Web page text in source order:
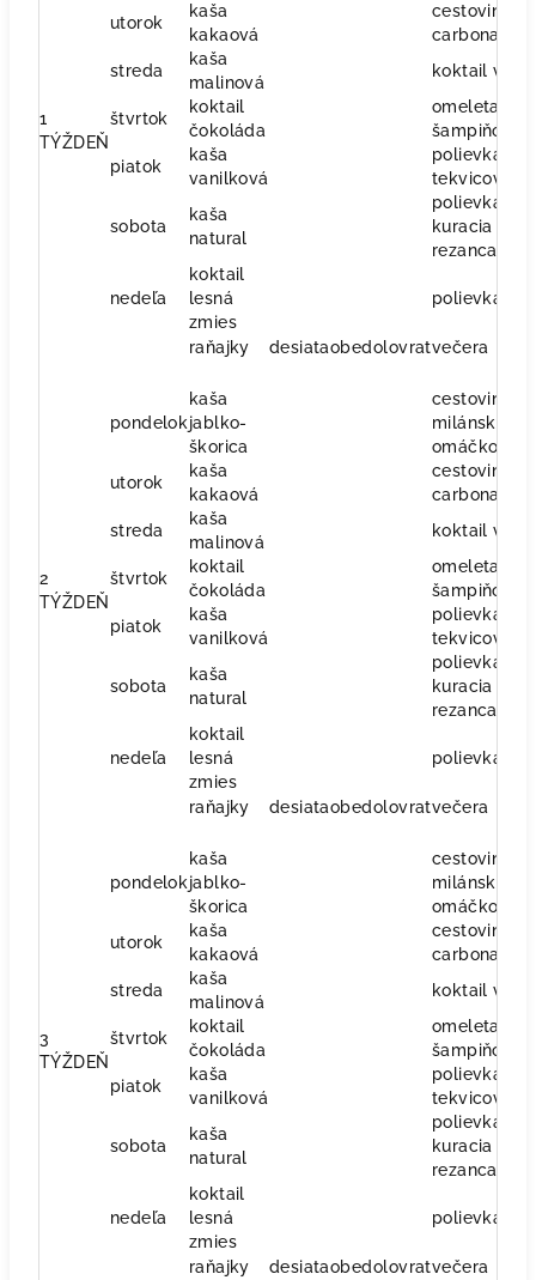
1
TÝŽDEŇ
utorok
kaša
kakaová
cestoviny
carbonara
streda
kaša
malinová
koktail višeň
štvrtok
koktail
čokoláda
omeleta
piatok
kaša
vanilková
polievka
tekvicová
sobota
kaša
natural
polievka
kuracia s
rezancami
nedeľa
koktail
lesná
zmies
polievka čili
raňajky desiataobedolovratvečera
2
TÝŽDEŇ
pondelok
kaša
jablko-
škorica
cestoviny s
milánskou
omáčkou
utorok
kaša
kakaová
cestoviny
carbonara
streda
kaša
malinová
koktail višeň
štvrtok
koktail
čokoláda
omeleta
piatok
kaša
vanilková
polievka
tekvicová
sobota
kaša
natural
polievka
kuracia s
rezancami
nedeľa
koktail
lesná
zmies
polievka čili
raňajky desiataobedolovratvečera
3
TÝŽDEŇ
pondelok
kaša
jablko-
škorica
cestoviny s
milánskou
omáčkou
utorok
kaša
kakaová
cestoviny
carbonara
streda
kaša
malinová
koktail višeň
štvrtok
koktail
čokoláda
omeleta
piatok
kaša
vanilková
polievka
tekvicová
sobota
kaša
natural
polievka
kuracia s
rezancami
nedeľa
koktail
lesná
zmies
polievka čili
raňajky desiataobedolovratvečera